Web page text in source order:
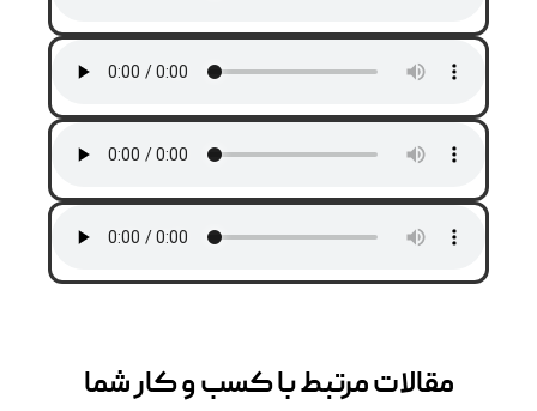
مقالات مرتبط با کسب و کار شما